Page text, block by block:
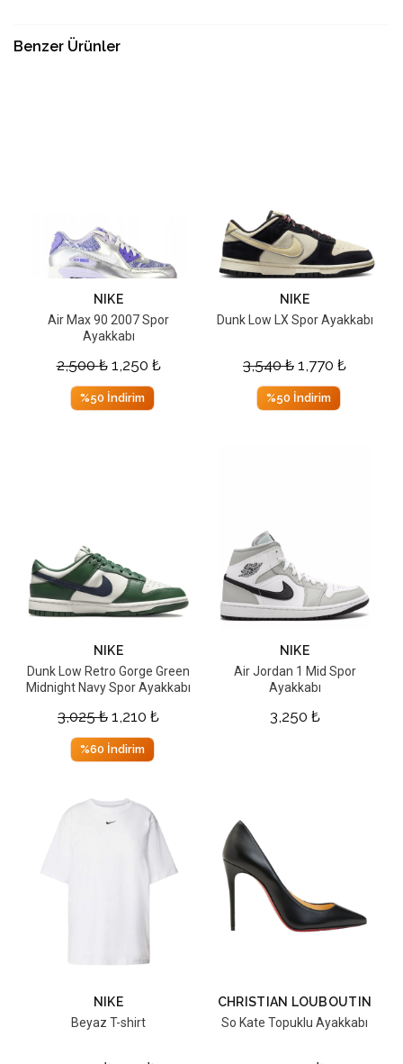
Benzer Ürünler
NIKE
Air Max 90 2007 Spor
Ayakkabı
2,500₺ 1,250 ₺
%50 İndirim
NIKE
Dunk Low LX Spor Ayakkabı
3,540₺ 1,770 ₺
%50 İndirim
NIKE
Dunk Low Retro Gorge Green
Midnight Navy Spor Ayakkabı
3,025₺ 1,210 ₺
%60 İndirim
NIKE
Air Jordan 1 Mid Spor
Ayakkabı
3,250 ₺
NIKE
Beyaz T-shirt
CHRISTIAN LOUBOUTIN
So Kate Topuklu Ayakkabı